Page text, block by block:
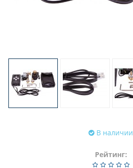
В наличии
Рейтинг: